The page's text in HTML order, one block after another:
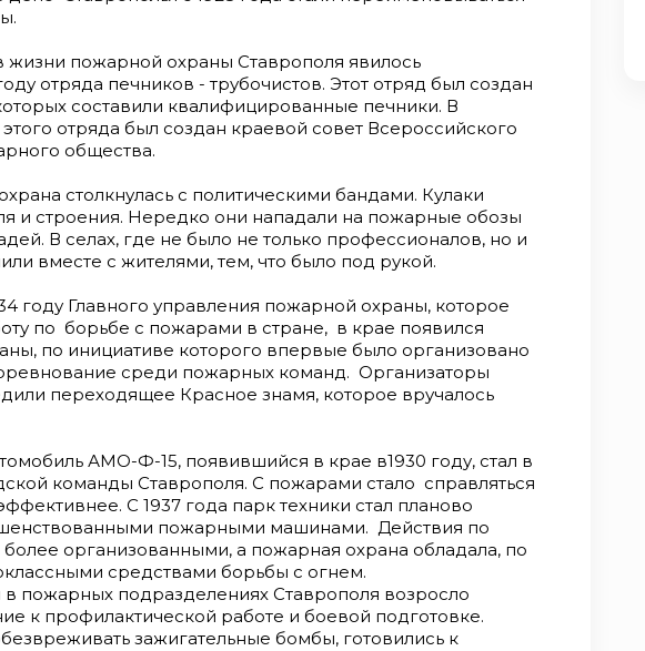
пожарной охраны Ставрополя явилось
отряда печников - трубочистов. Этот отряд был создан
составили квалифицированные печники. В
отряда был создан краевой совет Всероссийского
общества.
столкнулась с политическими бандами. Кулаки
и строения. Нередко они нападали на пожарные обозы
В селах, где не было не только профессионалов, но и
вместе с жителями, тем, что было под рукой.
году Главного управления пожарной охраны, которое
по борьбе с пожарами в стране, в крае появился
по инициативе которого впервые было организовано
среди пожарных команд. Организаторы
переходящее Красное знамя, которое вручалось
АМО-Ф-15, появившийся в крае в1930 году, стал в
команды Ставрополя. С пожарами стало справляться
С 1937 года парк техники стал планово
пожарными машинами. Действия по
более организованными, а пожарная охрана обладала, по
средствами борьбы с огнем.
пожарных подразделениях Ставрополя возросло
к профилактической работе и боевой подготовке.
зажигательные бомбы, готовились к